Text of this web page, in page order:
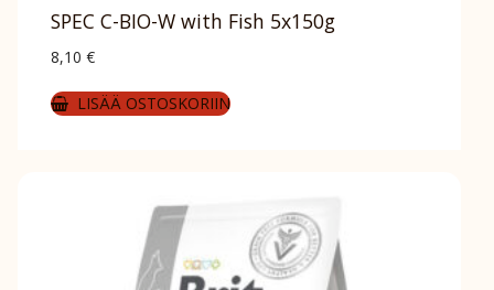
SPEC C-BIO-W with Fish 5x150g
8,10 €
LISÄÄ OSTOSKORIIN